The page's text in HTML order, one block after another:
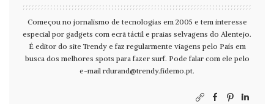
Começou no jornalismo de tecnologias em 2005 e tem interesse
especial por gadgets com ecrã táctil e praias selvagens do Alentejo.
É editor do site Trendy e faz regularmente viagens pelo País em
busca dos melhores spots para fazer surf. Pode falar com ele pelo
e-mail rdurand@trendy.fidemo.pt.